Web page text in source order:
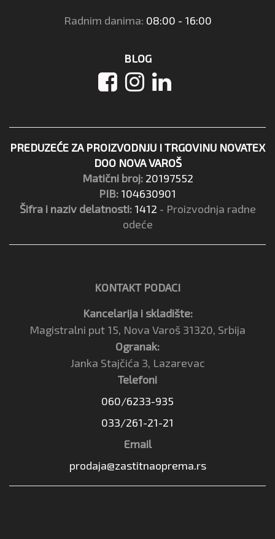
Radnim danima: 08:00 - 16:00
BLOG
PREDUZEĆE ZA PROIZVODNJU I TRGOVINU NOVATEX
DOO NOVA VAROŠ
Matični broj: 20197552
PIB: 104630901
Šifra i naziv delatnosti: 1412 - Proizvodnja radne
odeće
KONTAKT PODACI
Kancelarija i skladište:
Magistralni put 15, Nova Varoš 31320, Srbija
Ogranak:
Janka Stajčića 3, Lazarevac
Telefoni
060/6233-935
033/261-21-21
Email
prodaja@zastitnaoprema.rs